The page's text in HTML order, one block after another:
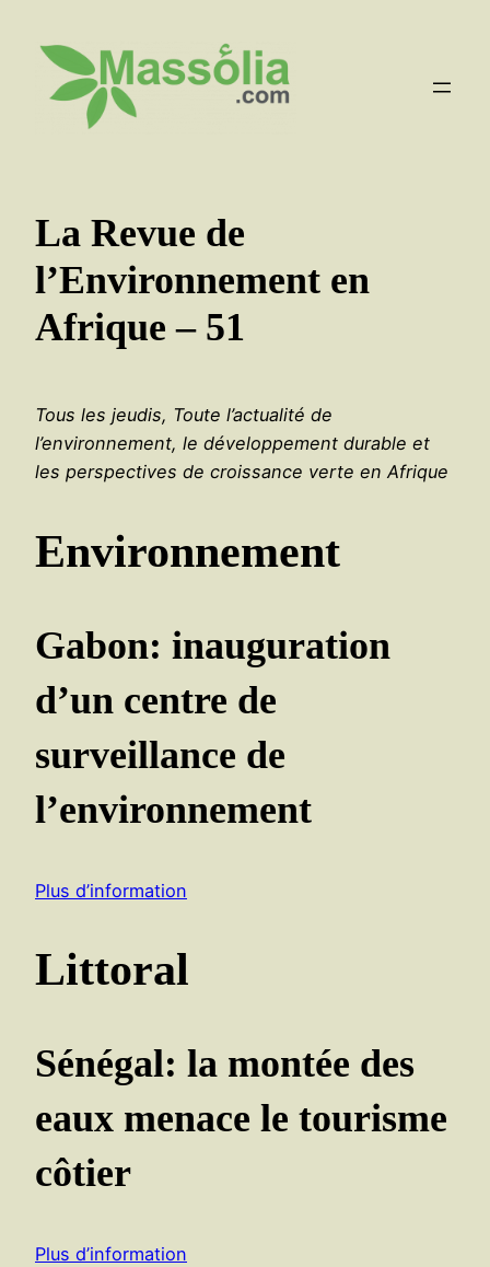
contenu
La Revue de
l’Environnement en
Afrique – 51
Tous les jeudis, Toute l’actualité de
l’environnement, le développement durable et
les perspectives de croissance verte en Afrique
Environnement
Gabon: inauguration
d’un centre de
surveillance de
l’environnement
Plus d’information
Littoral
Sénégal: la montée des
eaux menace le tourisme
côtier
Plus d’information